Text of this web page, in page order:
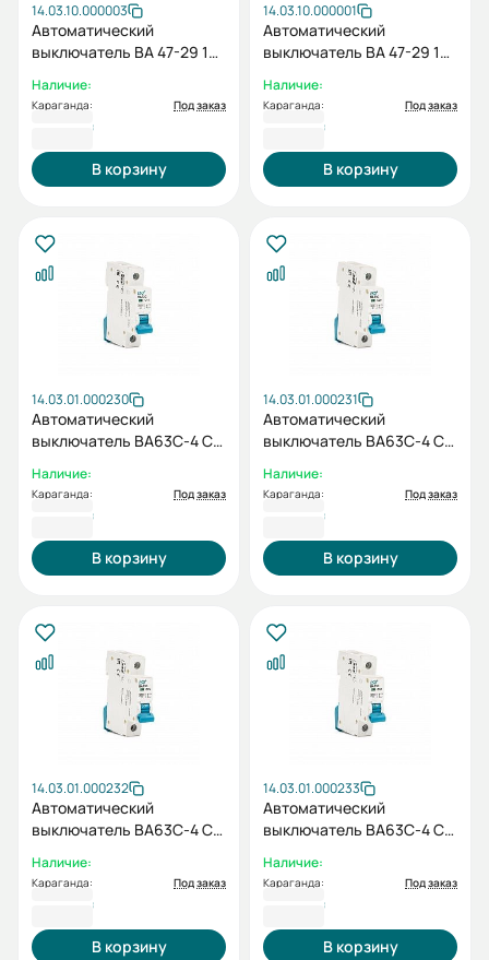
14.03.10.000003
Автоматический
выключатель ВА 47-29 1P
Наличие:
Караганда: Под заказ
В корзину
14.03.10.000001
Автоматический
выключатель ВА 47-29 1P
Наличие:
Караганда: Под заказ
В корзину
14.03.01.000230
Автоматический
выключатель ВА63C-4 C
Наличие:
Караганда: Под заказ
В корзину
14.03.01.000231
Автоматический
выключатель ВА63C-4 C
Наличие:
Караганда: Под заказ
В корзину
14.03.01.000232
Автоматический
выключатель ВА63C-4 C
Наличие:
Караганда: Под заказ
В корзину
14.03.01.000233
Автоматический
выключатель ВА63C-4 C
Наличие:
Караганда: Под заказ
В корзину